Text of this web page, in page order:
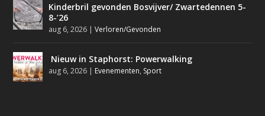
Kinderbril gevonden Bosvijver/ Zwartedennen 5-
8-’26
aug 6, 2026 |Verloren/Gevonden
Nieuw in Staphorst: Powerwalking
aug 6, 2026 | Evenementen, Sport